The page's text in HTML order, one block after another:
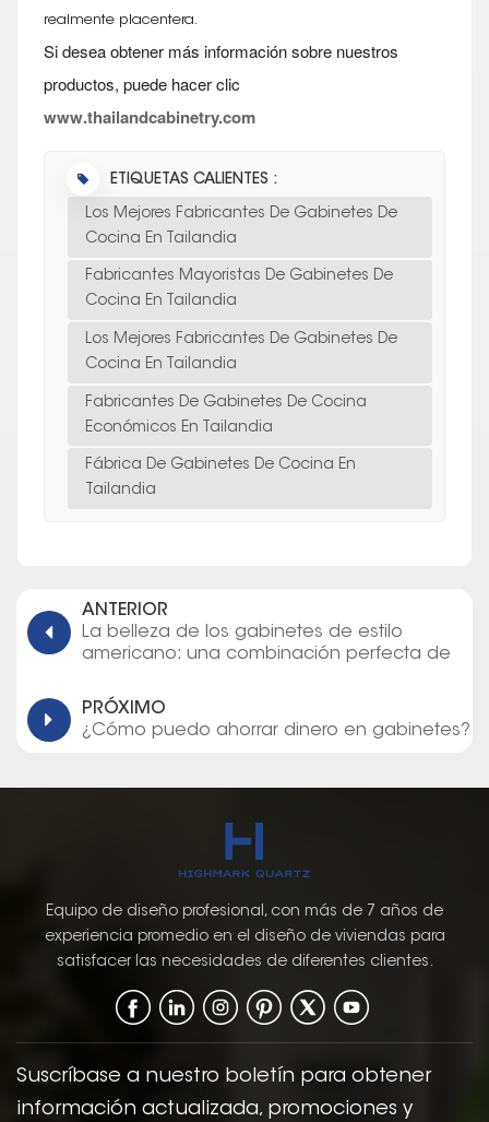
realmente placentera.
Si desea obtener más información sobre nuestros
productos, puede hacer clic
www.thailandcabinetry.com
ETIQUETAS CALIENTES :
Los Mejores Fabricantes De Gabinetes De
Cocina En Tailandia
Fabricantes Mayoristas De Gabinetes De
Cocina En Tailandia
Los Mejores Fabricantes De Gabinetes De
Cocina En Tailandia
Fabricantes De Gabinetes De Cocina
Económicos En Tailandia
Fábrica De Gabinetes De Cocina En
Tailandia
ANTERIOR
La belleza de los gabinetes de estilo
americano: una combinación perfecta de
PRÓXIMO
¿Cómo puedo ahorrar dinero en gabinetes?
Equipo de diseño profesional, con más de 7 años de
experiencia promedio en el diseño de viviendas para
satisfacer las necesidades de diferentes clientes.
Suscríbase a nuestro boletín para obtener
información actualizada, promociones y